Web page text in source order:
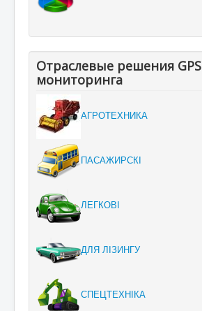
Отраслевые решения GPS
мониторинга
АГРОТЕХНИКА
ПАСАЖИРСКІ
ЛЕГКОВІ
ДЛЯ ЛІЗИНГУ
СПЕЦТЕХНІКА